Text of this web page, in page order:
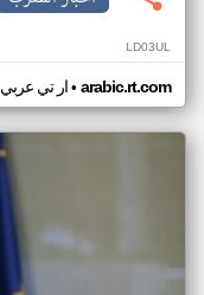
LD03UL
ار تي عربي• arabic.rt.com